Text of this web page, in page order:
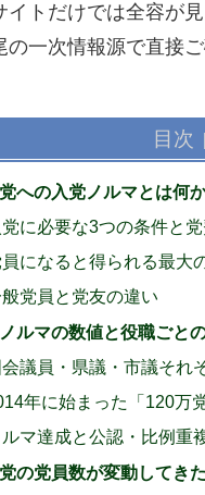
トだけでは全容が
一次情報源で直接
目次
への入党ノルマとは何
党に必要な3つの条件と
員になると得られる最
党員と党友の違い
ルマの数値と役職ごと
議員・県議・市議それ
年に始まった「120万
ルマ達成と公認・比例重
の党員数が変動してき